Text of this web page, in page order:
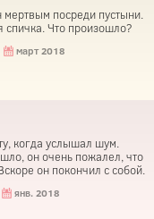
посреди пустыни.
спичка. Что произошло?
март 2018
когда услышал шум.
он очень пожалел, что
он покончил с собой.
янв. 2018